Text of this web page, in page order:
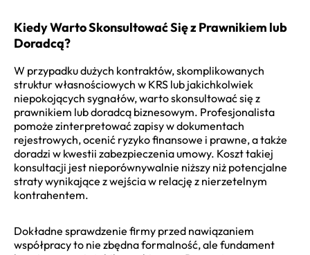
Kiedy Warto Skonsultować Się z Prawnikiem lub
Doradcą?
W przypadku dużych kontraktów, skomplikowanych
struktur własnościowych w KRS lub jakichkolwiek
niepokojących sygnałów, warto skonsultować się z
prawnikiem lub doradcą biznesowym. Profesjonalista
pomoże zinterpretować zapisy w dokumentach
rejestrowych, ocenić ryzyko finansowe i prawne, a także
doradzi w kwestii zabezpieczenia umowy. Koszt takiej
konsultacji jest nieporównywalnie niższy niż potencjalne
straty wynikające z wejścia w relację z nierzetelnym
kontrahentem.
Dokładne sprawdzenie firmy przed nawiązaniem
współpracy to nie zbędna formalność, ale fundament